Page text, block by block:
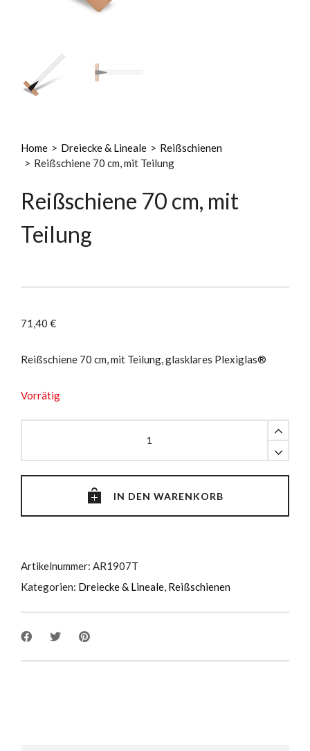
Home > Dreiecke & Lineale > Reißschienen
> Reißschiene 70 cm, mit Teilung
Reißschiene 70 cm, mit
Teilung
71,40 €
Reißschiene 70 cm, mit Teilung, glasklares Plexiglas®
Vorrätig
cm,
mit
IN DEN WARENKORB
Artikelnummer: AR1907T
Kategorien: Dreiecke & Lineale, Reißschienen